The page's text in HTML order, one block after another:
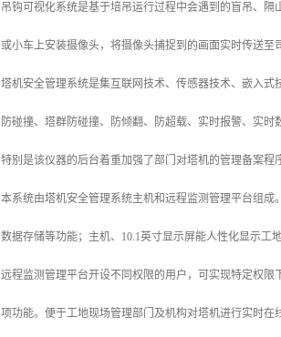
吊钩可视化系统是基于培吊运行过程中会遇到的盲吊、
或小车上安装摄像头，将摄像头捕捉到的画面实时传送至
塔机安全管理系统是集互联网技术、传感器技术、嵌入
防碰撞、塔群防碰撞、防倾翻、防超载、实时报警、实
特别是该仪器的后台着重加强了部门对塔机的管理备案程
本系统由塔机安全管理系统主机和远程监测管理平台组
数据存储等功能；主机、10.1英寸显示屏能人性化显示工
远程监测管理平台开设不同权限的用户，可实现特定权
项功能。便于工地现场管理部门及机构对塔机进行实时